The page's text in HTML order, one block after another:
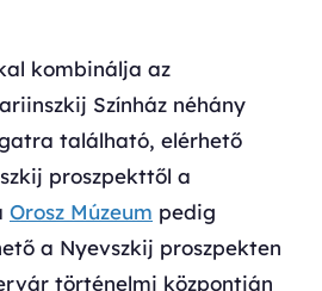
kombinálja az
Színház néhány
található, elérhető
proszpekttől a
Orosz Múzeum pedig
a Nyevszkij proszpekten
történelmi központján